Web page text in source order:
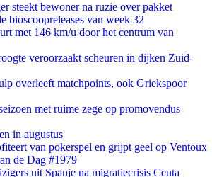
steekt bewoner na ruzie over pakket
bioscoopreleases van week 32
met 146 km/u door het centrum van
veroorzaakt scheuren in dijken Zuid-
overleeft matchpoints, ook Griekspoor
met ruime zege op promovendus
in augustus
van pokerspel en grijpt geel op Ventoux
de Dag #1979
uit Spanje na migratiecrisis Ceuta